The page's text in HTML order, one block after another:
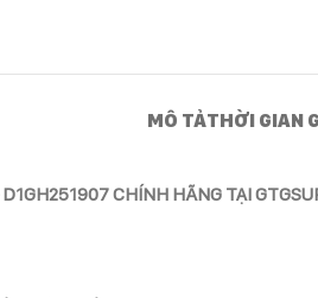
MÔ TẢTHỜI GIAN
CHÍNH HÃNG TẠI